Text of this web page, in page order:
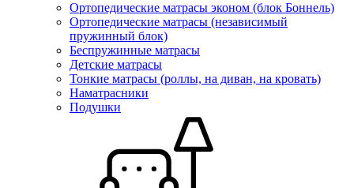
Ортопедические матрасы эконом (блок Боннель)
Ортопедические матрасы (независимый
пружинный блок)
Беcпружинные матрасы
Детские матрасы
Тонкие матрасы (роллы, на диван, на кровать)
Наматрасники
Подушки